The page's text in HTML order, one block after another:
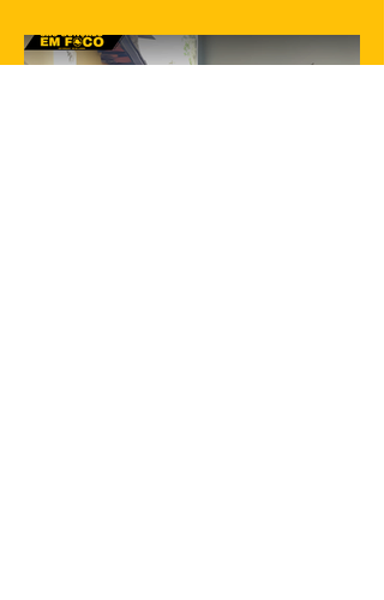
62 anos, em um hospital no Rio de
Janeiro. A informação...